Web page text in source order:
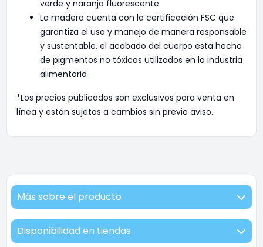
verde y naranja fluorescente
La madera cuenta con la certificación FSC que
garantiza el uso y manejo de manera responsable
y sustentable, el acabado del cuerpo esta hecho
de pigmentos no tóxicos utilizados en la industria
alimentaria
*Los precios publicados son exclusivos para venta en
línea y están sujetos a cambios sin previo aviso.
Más sobre el producto
Disponibilidad en tiendas